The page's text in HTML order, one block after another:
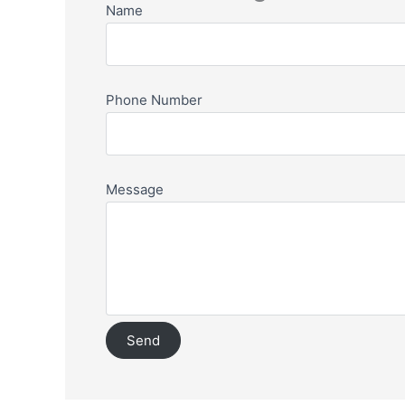
Name
Phone Number
Message